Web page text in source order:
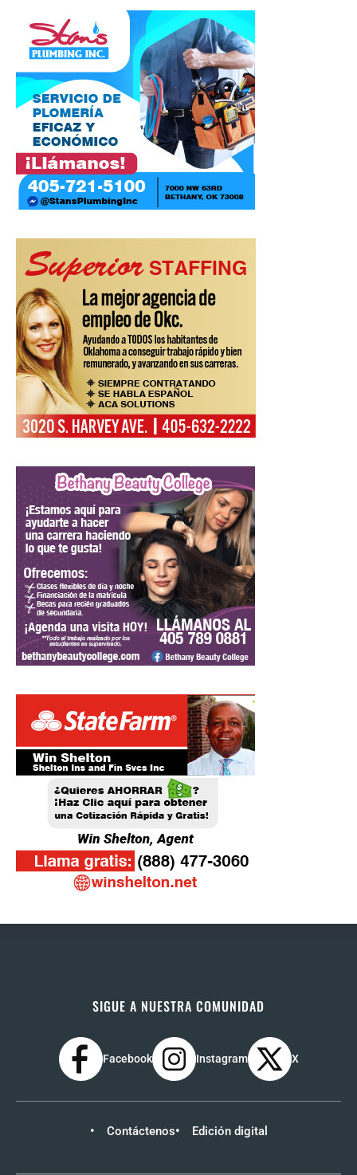
SIGUE A NUESTRA COMUNIDAD
Facebook Instagram X
Contáctenos Edición digital